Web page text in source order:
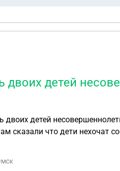
двоих детей
детей
сказали что дети нехочат
разбирательство что я